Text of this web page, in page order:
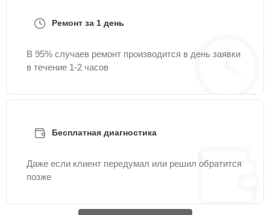
Ремонт за 1 день
В 95% случаев ремонт производится в день заявки
в течение 1-2 часов
Бесплатная диагностика
Даже если клиент передумал или решил обратится
позже